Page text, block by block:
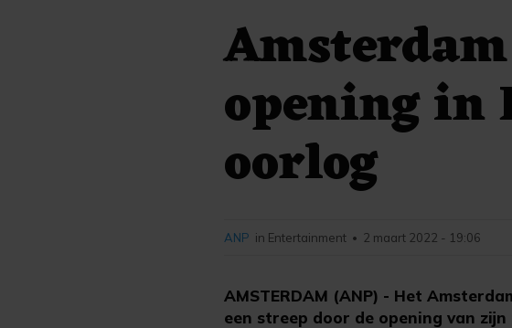
opening in
oorlog
AMSTERDAM (ANP) - Het
een streep door de opening van
ANP in Entertainment • 2 maart 2022 - 19:06